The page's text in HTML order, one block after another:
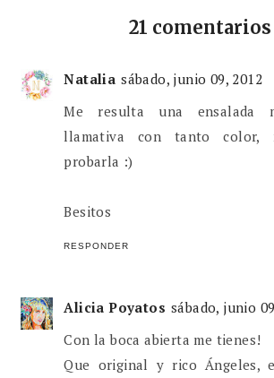
21 comentarios
Natalia sábado, junio 09, 2012
Me resulta una ensalada
llamativa con tanto color,
probarla :)
Besitos
RESPONDER
Alicia Poyatos sábado, junio
Con la boca abierta me tienes!
Que original y rico Ángeles,